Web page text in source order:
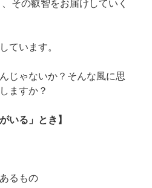
その叡智をお届けしていく
ています。
じゃないか？そんな風に思
ますか？
いる」とき】
るもの